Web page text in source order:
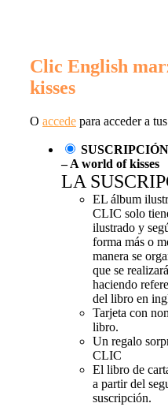
Clic English
kisses
O accede para acceder a
– A world of kisses
LA
EL álbum
CLIC solo
ilustrado y
forma más o
manera se
que se
haciendo
del libro en
Tarjeta con
libro.
Un regalo
CLIC
El libro de
a partir del
suscripción.